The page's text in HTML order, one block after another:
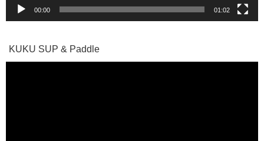
00:00 01:02
KUKU SUP & Paddle